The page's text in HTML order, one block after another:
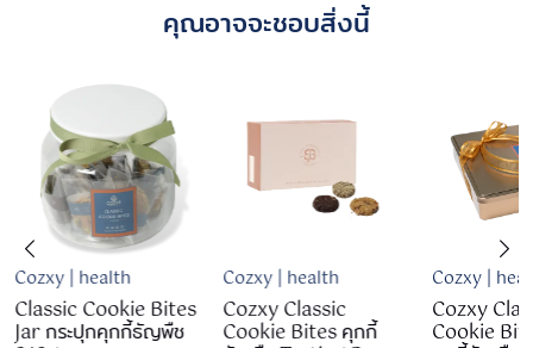
คุณอาจจะชอบสิ่งนี้
Cozxy | health
Classic Cookie Bites
Jar กระปุกคุกกี้ธัญพืช
Cozxy | health
Cozxy Classic
Cookie Bites คุกกี้
Cozxy |
Cozxy
Cookie